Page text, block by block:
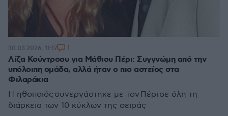
Λίζα Κούντροου για Μάθιου Πέρι: Συγγνώμη από την
υπόλοιπη ομάδα, αλλά ήταν ο πιο αστείος στα
Φιλαράκια
Η ηθοποιός συνεργάστηκε με τον Πέρι σε όλη τη
διάρκεια των 10 κύκλων της σειράς
30.03.2026, 11:17 1